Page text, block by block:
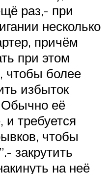
раз,- при
несколько
причём
при этом
чтобы более
избыток
Обычно её
и требуется
чтобы
закрутить
на неё